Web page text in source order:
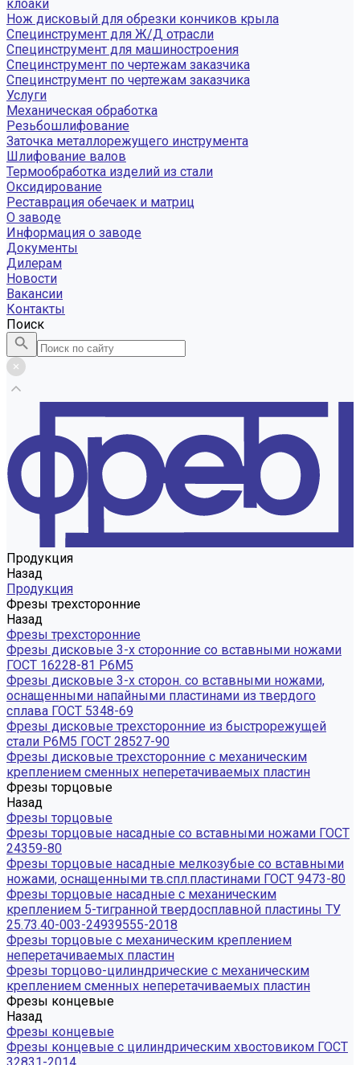
клоаки
Нож дисковый для обрезки кончиков крыла
Специнструмент для Ж/Д отрасли
Специнструмент для машиностроения
Специнструмент по чертежам заказчика
Специнструмент по чертежам заказчика
Услуги
Механическая обработка
Резьбошлифование
Заточка металлорежущего инструмента
Шлифование валов
Термообработка изделий из стали
Оксидирование
Реставрация обечаек и матриц
О заводе
Информация о заводе
Документы
Дилерам
Новости
Вакансии
Контакты
Поиск
Продукция
Назад
Продукция
Фрезы трехсторонние
Назад
Фрезы трехсторонние
Фрезы дисковые 3-х сторонние со вставными ножами
ГОСТ 16228-81 Р6М5
Фрезы дисковые 3-х сторон. со вставными ножами,
оснащенными напайными пластинами из твердого
сплава ГОСТ 5348-69
Фрезы дисковые трехсторонние из быстрорежущей
стали Р6М5 ГОСТ 28527-90
Фрезы дисковые трехсторонние с механическим
креплением сменных неперетачиваемых пластин
Фрезы торцовые
Назад
Фрезы торцовые
Фрезы торцовые насадные со вставными ножами ГОСТ
24359-80
Фрезы торцовые насадные мелкозубые со вставными
ножами, оснащенными тв.спл.пластинами ГОСТ 9473-80
Фрезы торцовые насадные с механическим
креплением 5-тигранной твердосплавной пластины ТУ
25.73.40-003-24939555-2018
Фрезы торцовые с механическим креплением
неперетачиваемых пластин
Фрезы торцово-цилиндрические с механическим
креплением сменных неперетачиваемых пластин
Фрезы концевые
Назад
Фрезы концевые
Фрезы концевые с цилиндрическим хвостовиком ГОСТ
32831-2014